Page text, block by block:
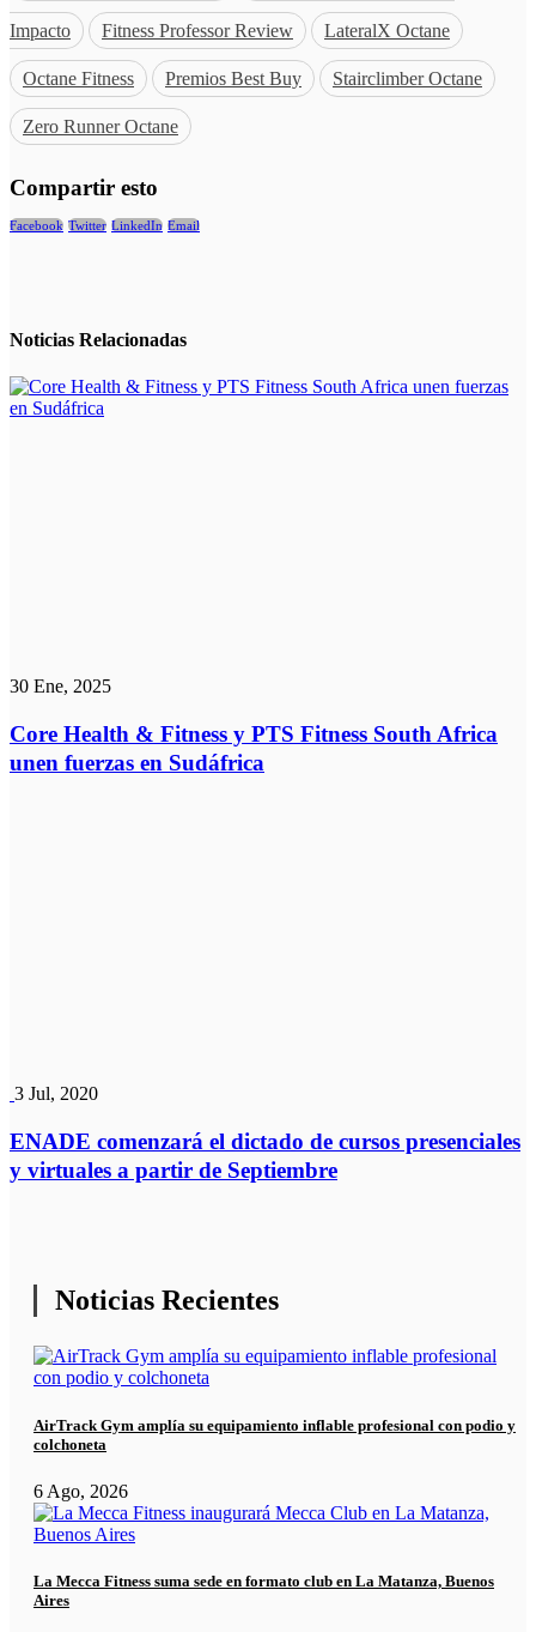
Impacto Fitness Professor Review LateralX Octane
Octane Fitness Premios Best Buy Stairclimber Octane
Zero Runner Octane
Compartir esto
Facebook Twitter LinkedIn Email
Noticias Relacionadas
30 Ene, 2025
Core Health & Fitness y PTS Fitness South Africa
unen fuerzas en Sudáfrica
3 Jul, 2020
ENADE comenzará el dictado de cursos presenciales
y virtuales a partir de Septiembre
Noticias Recientes
AirTrack Gym amplía su equipamiento inflable profesional con podio y
colchoneta
6 Ago, 2026
La Mecca Fitness suma sede en formato club en La Matanza, Buenos
Aires